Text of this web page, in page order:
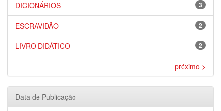
3
DICIONÁRIOS
2
ESCRAVIDÃO
2
LIVRO DIDÁTICO
próximo >
Data de Publicação